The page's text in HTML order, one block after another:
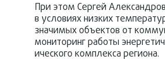
При этом Сергей
в условиях низких
значимых объектов от
мониторинг работы
ического комплекса региона.